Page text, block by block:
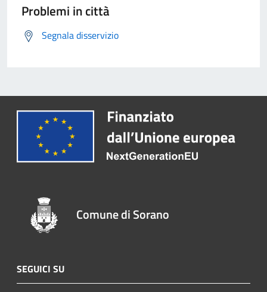
Problemi in città
Segnala disservizio
Comune di Sorano
SEGUICI SU